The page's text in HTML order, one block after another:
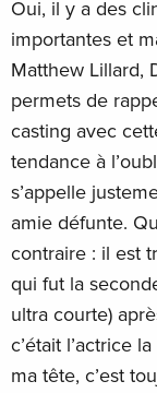
Oui, il y a des
importantes et
Matthew Lillard,
permets de
casting avec
tendance à
s’appelle
amie défunte.
contraire : il est
qui fut la
ultra courte)
c’était l’actrice
ma tête, c’est